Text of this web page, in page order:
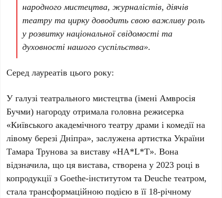
народного мистецтва, журналістів, діячів
театру та цирку доводить свою важливу роль
у розвитку національної свідомості та
духовності нашого суспільства».
Серед лауреатів цього року:
У галузі театрального мистецтва (імені Амвросія
Бучми) нагороду отримала головна режисерка
«Київського академічного театру драми і комедії на
лівому березі Дніпра», заслужена артистка України
Тамара Трунова за виставу «HA*L*T». Вона
відзначила, що ця вистава, створена у2023 році в
копродукції зGoethe-інститутом таDeuche театром,
стала трансформаційною подією в її 18-річному